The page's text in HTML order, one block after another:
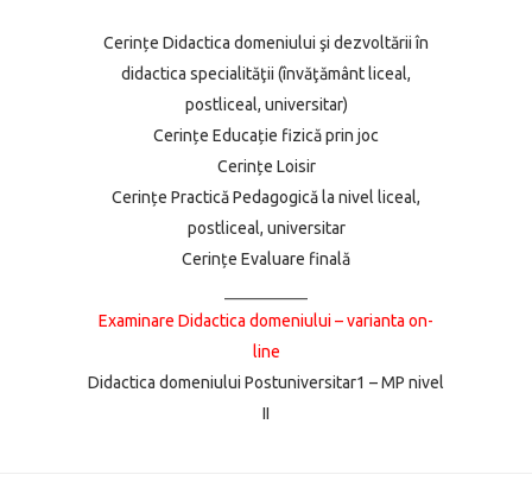
Cerințe Didactica domeniului şi dezvoltării în
didactica specialităţii (învăţământ liceal,
postliceal, universitar)
Cerințe Educație fizică prin joc
Cerințe Loisir
Cerințe Practică Pedagogică la nivel liceal,
postliceal, universitar
Cerințe Evaluare finală
Examinare Didactica domeniului – varianta on-
line
Didactica domeniului Postuniversitar1 – MP nivel
II